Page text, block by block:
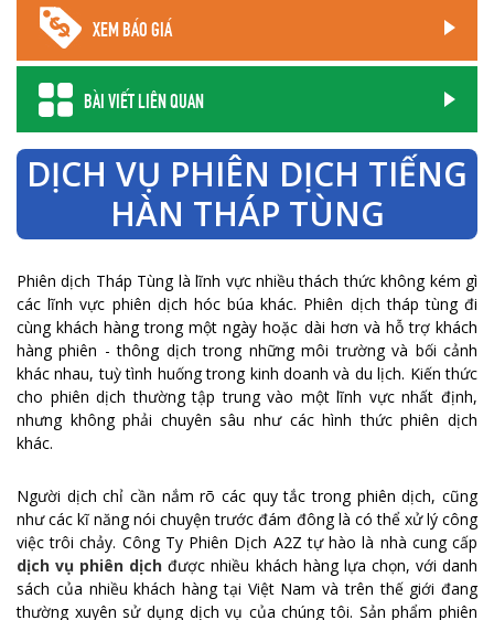
XEM BÁO GIÁ
BÀI VIẾT LIÊN QUAN
DỊCH VỤ PHIÊN DỊCH TIẾNG
HÀN THÁP TÙNG
Phiên dịch Tháp Tùng là lĩnh vực nhiều thách thức không kém gì
các lĩnh vực phiên dịch hóc búa khác. Phiên dịch tháp tùng đi
cùng khách hàng trong một ngày hoặc dài hơn và hỗ trợ khách
hàng phiên - thông dịch trong những môi trường và bối cảnh
khác nhau, tuỳ tình huống trong kinh doanh và du lịch. Kiến thức
cho phiên dịch thường tập trung vào một lĩnh vực nhất định,
nhưng không phải chuyên sâu như các hình thức phiên dịch
khác.
Người dịch chỉ cần nắm rõ các quy tắc trong phiên dịch, cũng
như các kĩ năng nói chuyện trước đám đông là có thể xử lý công
việc trôi chảy. Công Ty Phiên Dịch A2Z tự hào là nhà cung cấp
dịch vụ phiên dịch được nhiều khách hàng lựa chọn, với danh
sách của nhiều khách hàng tại Việt Nam và trên thế giới đang
thường xuyên sử dụng dịch vụ của chúng tôi. Sản phẩm phiên